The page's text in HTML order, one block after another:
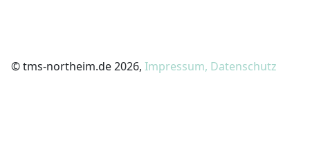
© tms-northeim.de 2026,Impressum, Datenschutz